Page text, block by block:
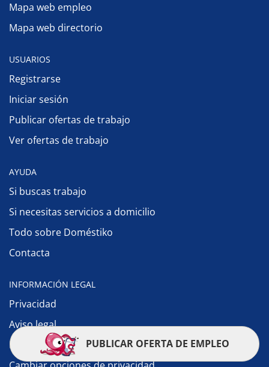
Mapa web empleo
Mapa web directorio
USUARIOS
Registrarse
Iniciar sesión
Publicar ofertas de trabajo
Ver ofertas de trabajo
AYUDA
Si buscas trabajo
Si necesitas servicios a domicilio
Todo sobre Doméstiko
Contacta
INFORMACIÓN LEGAL
Privacidad
Aviso legal
Política de cookiesPUBLICAR OFERTA DE EMPLEO